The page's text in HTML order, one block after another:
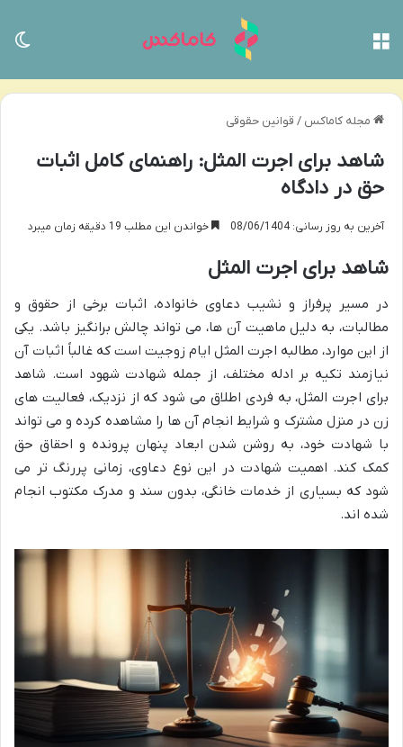
مجله کاماکس / قوانین حقوقی
شاهد برای اجرت المثل: راهنمای کامل اثبات
حق در دادگاه
آخرین به روز رسانی: 08/06/1404 خواندن این مطلب 19 دقیقه زمان میبرد
شاهد برای اجرت المثل
در مسیر پرفراز و نشیب دعاوی خانواده، اثبات برخی از حقوق و
مطالبات، به دلیل ماهیت آن ها، می تواند چالش برانگیز باشد. یکی
از این موارد، مطالبه اجرت المثل ایام زوجیت است که غالباً اثبات آن
نیازمند تکیه بر ادله مختلف، از جمله شهادت شهود است. شاهد
برای اجرت المثل، به فردی اطلاق می شود که از نزدیک، فعالیت های
زن در منزل مشترک و شرایط انجام آن ها را مشاهده کرده و می تواند
با شهادت خود، به روشن شدن ابعاد پنهان پرونده و احقاق حق
کمک کند. اهمیت شهادت در این نوع دعاوی، زمانی پررنگ تر می
شود که بسیاری از خدمات خانگی، بدون سند و مدرک مکتوب انجام
شده اند.